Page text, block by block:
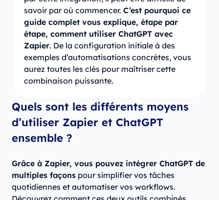
savoir par où commencer. C’est pourquoi ce
guide complet vous explique, étape par
étape, comment utiliser ChatGPT avec
Zapier. De la configuration initiale à des
exemples d’automatisations concrètes, vous
aurez toutes les clés pour maîtriser cette
combinaison puissante.
Quels sont les différents moyens
d’utiliser Zapier et ChatGPT
ensemble ?
Grâce à Zapier, vous pouvez intégrer ChatGPT de
multiples façons pour simplifier vos tâches
quotidiennes et automatiser vos workflows.